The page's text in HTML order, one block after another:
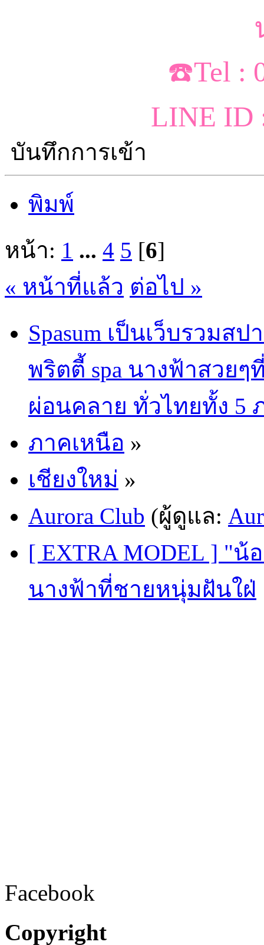
☎️Tel :
LINE ID
บันทึกการเข้า
พิมพ์
หน้า: 1 ... 4 5 [6]
« หน้าที่แล้ว ต่อไป »
Spasum เป็นเว็บรวม
พริตตี้ spa นางฟ้าสวย
ผ่อนคลาย ทั่วไทยทั้ง 5
ภาคเหนือ »
เชียงใหม่ »
Aurora Club (ผู้ดูแล:
[ EXTRA MODEL ] "
นางฟ้าที่ชายหนุ่มฝันใฝ่
Facebook
Copyright